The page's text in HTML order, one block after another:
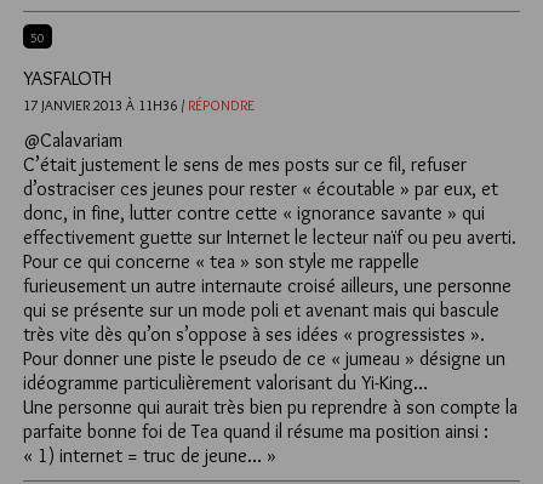
50
YASFALOTH
17 JANVIER 2013 À 11H36 / RÉPONDRE
@Calavariam
C’était justement le sens de mes posts sur ce fil, refuser
d’ostraciser ces jeunes pour rester « écoutable » par eux, et
donc, in fine, lutter contre cette « ignorance savante » qui
effectivement guette sur Internet le lecteur naïf ou peu averti.
Pour ce qui concerne « tea » son style me rappelle
furieusement un autre internaute croisé ailleurs, une personne
qui se présente sur un mode poli et avenant mais qui bascule
très vite dès qu’on s’oppose à ses idées « progressistes ».
Pour donner une piste le pseudo de ce « jumeau » désigne un
idéogramme particulièrement valorisant du Yi-King…
Une personne qui aurait très bien pu reprendre à son compte la
parfaite bonne foi de Tea quand il résume ma position ainsi :
« 1) internet = truc de jeune… »